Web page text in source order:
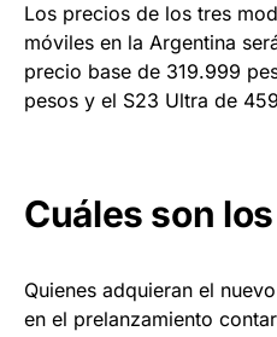
Los precios de los tres
móviles en la Argentina
precio base de 319.999
pesos y el S23 Ultra de
Cuáles son
Quienes adquieran el
en el prelanzamiento